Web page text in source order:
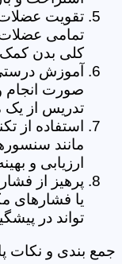
تقویت عضلات
تمامی عضلات
کلی بدن
آموزش
صورت
تدریس از یک
استفاده از
مانند
ارزیابی و
پرهیز از
یا فشارهای
تواند در
جمع بندی و نکات